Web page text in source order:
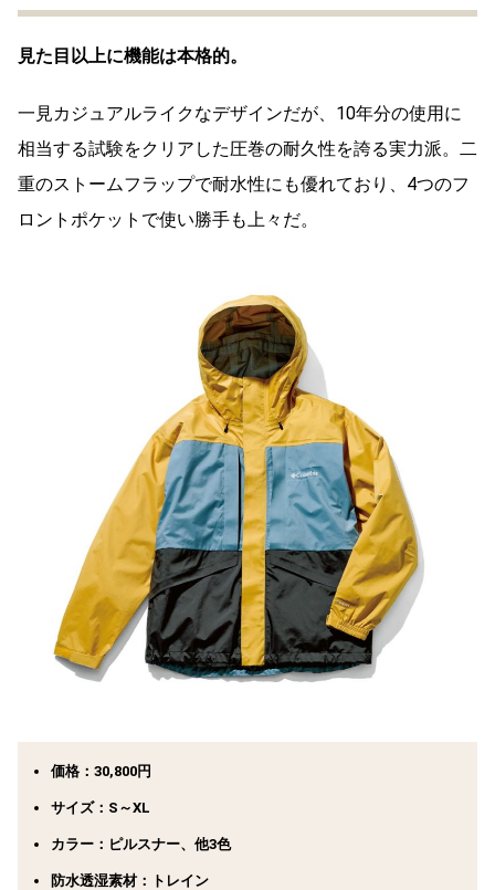
見た目以上に機能は本格的。
一見カジュアルライクなデザインだが、10年分の使用に
相当する試験をクリアした圧巻の耐久性を誇る実力派。二
重のストームフラップで耐水性にも優れており、4つのフ
ロントポケットで使い勝手も上々だ。
価格：30,800円
サイズ：S～XL
カラー：ピルスナー、他3色
防水透湿素材：トレイン